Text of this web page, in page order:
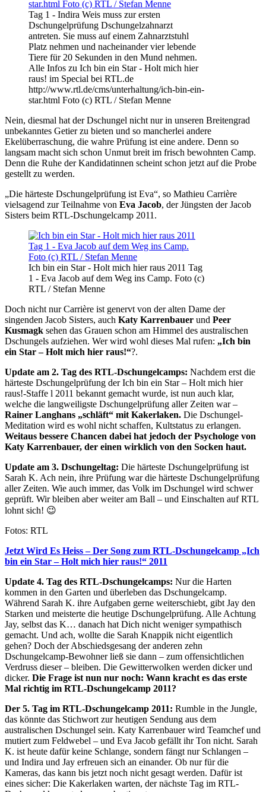
Tag 1 - Indira Weis muss zur ersten
Dschungelprüfung Dschungelzahnarzt
antreten. Sie muss auf einem Zahnarztstuhl
Platz nehmen und nacheinander vier lebende
Tiere für 20 Sekunden in den Mund nehmen.
Alle Infos zu Ich bin ein Star - Holt mich hier
raus! im Special bei RTL.de
http://www.rtl.de/cms/unterhaltung/ich-bin-ein-
star.html Foto (c) RTL / Stefan Menne
Nein, diesmal hat der Dschungel nicht nur in unseren Breitengrad
unbekanntes Getier zu bieten und so mancherlei andere
Ekelüberraschung, die wahre Prüfung ist eine andere. Denn so
langsam macht sich schon Unmut breit im frisch bewohnten Camp.
Denn die Ruhe der Kandidatinnen scheint schon jetzt auf die Probe
gestellt zu werden.
„Die härteste Dschungelprüfung ist Eva“, so Mathieu Carrière
vielsagend zur Teilnahme von Eva Jacob, der Jüngsten der Jacob
Sisters beim RTL-Dschungelcamp 2011.
Ich bin ein Star - Holt mich hier raus 2011 Tag
1 - Eva Jacob auf dem Weg ins Camp. Foto (c)
RTL / Stefan Menne
Doch nicht nur Carrière ist genervt von der alten Dame der
singenden Jacob Sisters, auch Katy Karrenbauer und Peer
Kusmagk sehen das Grauen schon am Himmel des australischen
Dschungels aufziehen. Wer wird wohl dieses Mal rufen: „Ich bin
ein Star – Holt mich hier raus!“?.
Update am 2. Tag des RTL-Dschungelcamps: Nachdem erst die
härteste Dschungelprüfung der Ich bin ein Star – Holt mich hier
raus!-Staffe l 2011 bekannt gemacht wurde, ist nun auch klar,
welche die langweiligste Dschungelprüfung aller Zeiten war –
Rainer Langhans „schläft“ mit Kakerlaken. Die Dschungel-
Meditation wird es wohl nicht schaffen, Kultstatus zu erlangen.
Weitaus bessere Chancen dabei hat jedoch der Psychologe von
Katy Karrenbauer, der einen wirklich von den Socken haut.
Update am 3. Dschungeltag: Die härteste Dschungelprüfung ist
Sarah K. Ach nein, ihre Prüfung war die härteste Dschungelprüfung
aller Zeiten. Wie auch immer, das Volk im Dschungel wird schwer
geprüft. Wir bleiben aber weiter am Ball – und Einschalten auf RTL
lohnt sich! 😉
Fotos: RTL
Jetzt Wird Es Heiss – Der Song zum RTL-Dschungelcamp „Ich
bin ein Star – Holt mich hier raus!“ 2011
Update 4. Tag des RTL-Dschungelcamps: Nur die Harten
kommen in den Garten und überleben das Dschungelcamp.
Während Sarah K. ihre Aufgaben gerne weiterschiebt, gibt Jay den
Starken und meisterte die heutige Dschungelprüfung. Alle Achtung
Jay, selbst das K… danach hat Dich nicht weniger sympathisch
gemacht. Und ach, wollte die Sarah Knappik nicht eigentlich
gehen? Doch der Abschiedsgesang der anderen zehn
Dschungelcamp-Bewohner ließ sie dann – zum offensichtlichen
Verdruss dieser – bleiben. Die Gewitterwolken werden dicker und
dicker. Die Frage ist nun nur noch: Wann kracht es das erste
Mal richtig im RTL-Dschungelcamp 2011?
Der 5. Tag im RTL-Dschungelcamp 2011: Rumble in the Jungle,
das könnte das Stichwort zur heutigen Sendung aus dem
australischen Dschungel sein. Katy Karrenbauer wird Teamchef und
mutiert zum Feldwebel – und Eva Jacob gefällt ihr Ton nicht. Sarah
K. ist heute dafür keine Schlange, sondern fängt nur Schlangen –
und Indira und Jay erfreuen sich an einander. Ob nur für die
Kameras, das kann bis jetzt noch nicht gesagt werden. Dafür ist
eines sicher: Die Kakerlaken warten, der nächste Tag im RTL-